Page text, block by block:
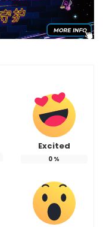
Excited
0 %